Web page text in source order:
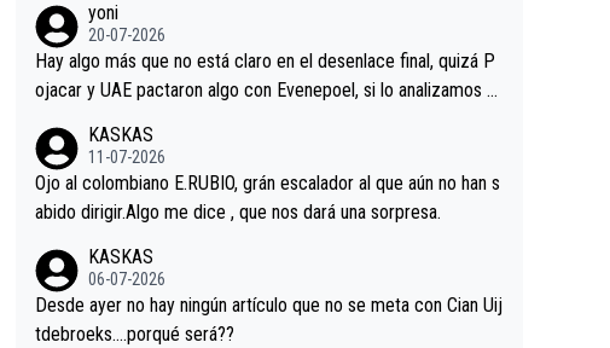
rd permaneció pegado a su rueda. Parecía increíble la forma
en la que era capaz de controlar el miedo", recordó."
yoni
20-07-2026
Hay algo más que no está claro en el desenlace final, quizá P
ojacar y UAE pactaron algo con Evenepoel, si lo analizamos P
casi sin pedalear, luego está el saludo con Evenepoel dándose
la mano de una manera muy fraternal, más allá de los típicos t
oques en el hombro con que saludaba a Vingegard. Ahí hubo u
o aprieta, a ver si por querer poner a Del Toro con calzador e
n posición de podio UAE y Pojacar se van complicar el tour.
KASKAS
11-07-2026
Ojo al colombiano E.RUBIO, grán escalador al que aún no han s
abido dirigir.Algo me dice , que nos dará una sorpresa.
KASKAS
06-07-2026
Desde ayer no hay ningún artículo que no se meta con Cian Uij
tdebroeks….porqué será??